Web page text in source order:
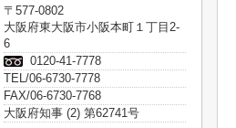
〒577-0802
大阪府東大阪市小阪本町１丁目2-
6
0120-41-7778
TEL/06-6730-7778
FAX/06-6730-7768
大阪府知事 (2) 第62741号